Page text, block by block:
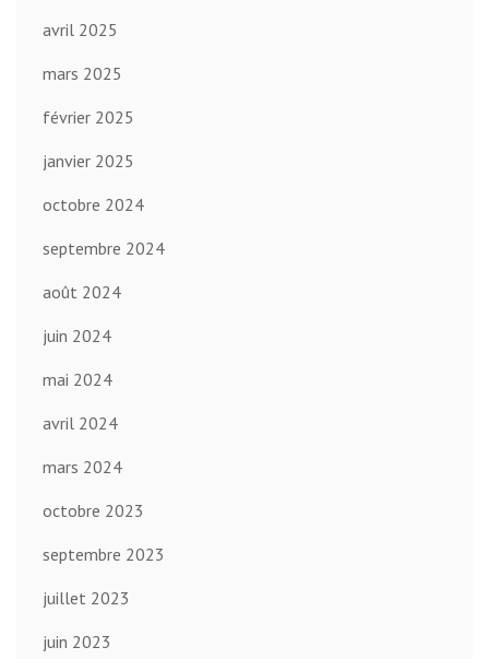
avril 2025
mars 2025
février 2025
janvier 2025
octobre 2024
septembre 2024
août 2024
juin 2024
mai 2024
avril 2024
mars 2024
octobre 2023
septembre 2023
juillet 2023
juin 2023